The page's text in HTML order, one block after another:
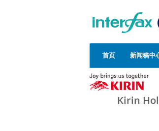
首页 新闻稿中
Kirin